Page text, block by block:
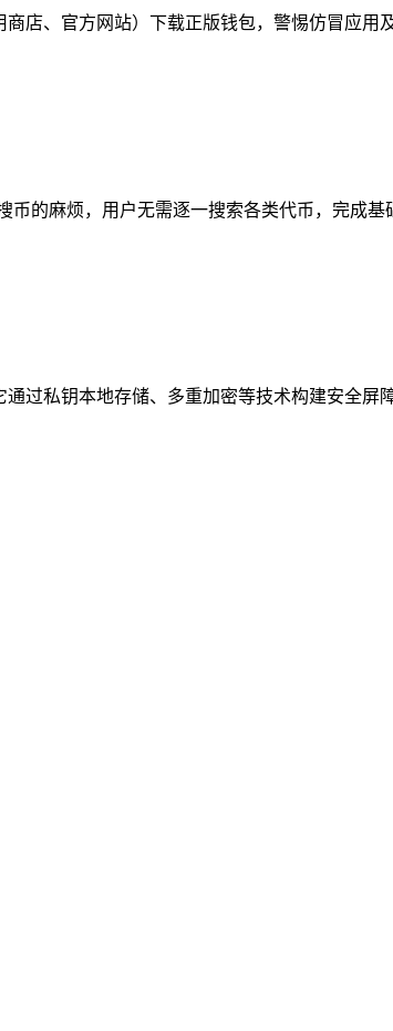
店、官方网站）下载正版钱包，警惕仿冒应用
的麻烦，用户无需逐一搜索各类代币，完成基
过私钥本地存储、多重加密等技术构建安全屏